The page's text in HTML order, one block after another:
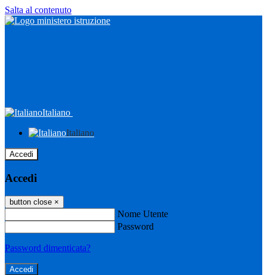
Salta al contenuto
Italiano
Italiano
Accedi
Accedi
button close ×
Nome Utente
Password
Password dimenticata?